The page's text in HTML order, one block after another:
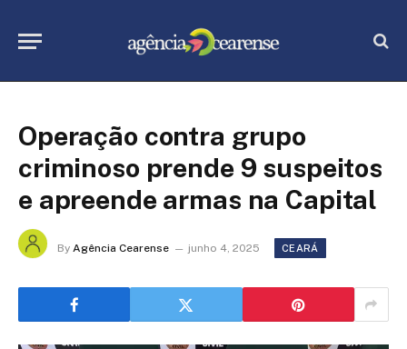
Operação contra grupo
criminoso prende 9 suspeitos
e apreende armas na Capital
By Agência Cearense junho 4, 2025 CEARÁ